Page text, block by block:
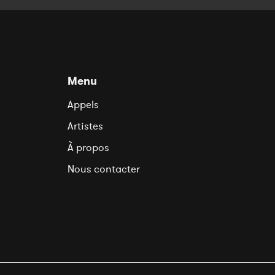
Menu
Appels
Artistes
À propos
Nous contacter